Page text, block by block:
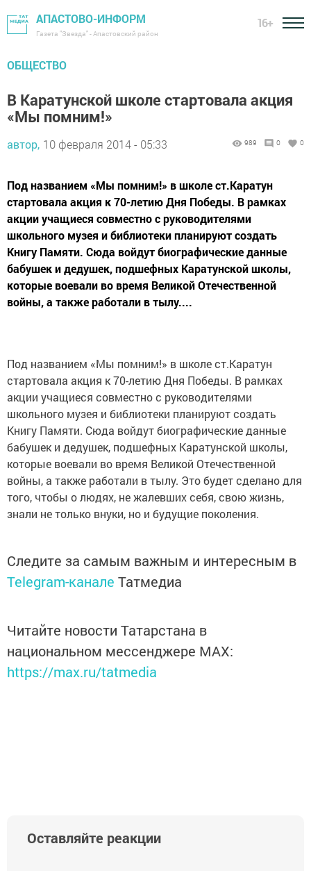
АПАСТОВО-ИНФОРМ
Газета "Звезда" - Апастовский район
16+
ОБЩЕСТВО
В Каратунской школе стартовала акция
«Мы помним!»
автор, 10 февраля 2014 - 05:33 989 0 0
Под названием «Мы помним!» в школе ст.Каратун
стартовала акция к 70-летию Дня Победы. В рамках
акции учащиеся совместно с руководителями
школьного музея и библиотеки планируют создать
Книгу Памяти. Сюда войдут биографические данные
бабушек и дедушек, подшефных Каратунской школы,
которые воевали во время Великой Отечественной
войны, а также работали в тылу....
Под названием «Мы помним!» в школе ст.Каратун
стартовала акция к 70-летию Дня Победы. В рамках
акции учащиеся совместно с руководителями
школьного музея и библиотеки планируют создать
Книгу Памяти. Сюда войдут биографические данные
бабушек и дедушек, подшефных Каратунской школы,
которые воевали во время Великой Отечественной
войны, а также работали в тылу. Это будет сделано для
того, чтобы о людях, не жалевших себя, свою жизнь,
знали не только внуки, но и будущие поколения.
Следите за самым важным и интересным в
Telegram-канале Татмедиа
Читайте новости Татарстана в
национальном мессенджере MАХ:
https://max.ru/tatmedia
Оставляйте реакции